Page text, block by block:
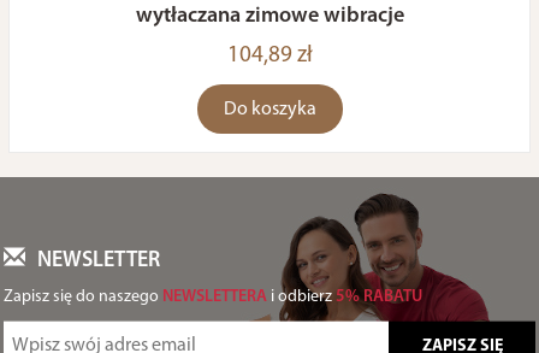
wytłaczana zimowe wibracje
104,89 zł
Do koszyka
NEWSLETTER
Zapisz się do naszego NEWSLETTERA i odbierz 5% RABATU